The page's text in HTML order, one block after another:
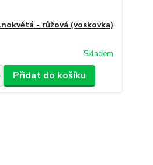
- růžová (voskovka)
Skladem
Přidat do košíku